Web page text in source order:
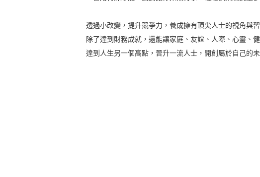
透過小改變，提升競爭力，養成擁有頂尖人士的視角與習
除了達到財務成就，還能讓家庭、友誼、人際、心靈、
達到人生另一個高點，晉升一流人士，開創屬於自己的未